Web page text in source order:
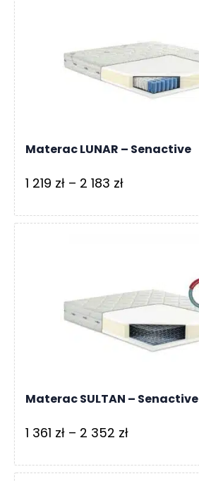
4
317 zł
Materac LUNAR – Senactive
1 219 zł – 2 183 złZakres
od
2
183 zł
Materac SULTAN – Senactive
1 361 zł – 2 352 złZakres
od